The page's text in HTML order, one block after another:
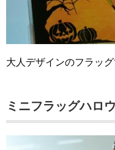
大人デザインのフラッグ
ミニフラッグハロ